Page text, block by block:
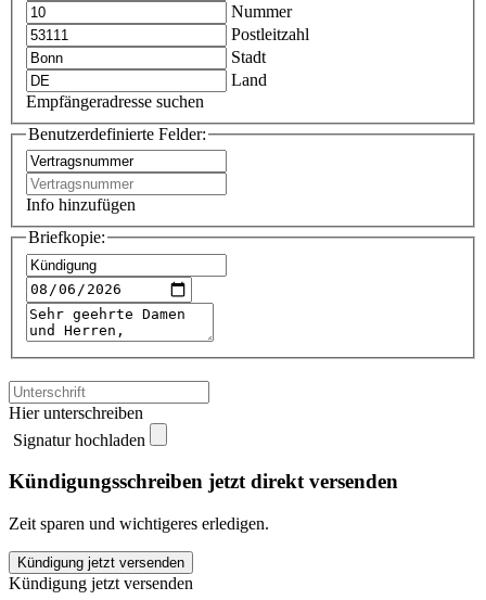
Nummer
Postleitzahl
Stadt
Land
Empfängeradresse suchen
Benutzerdefinierte Felder:
Info hinzufügen
Briefkopie:
Hier unterschreiben
Signatur hochladen
Kündigungsschreiben jetzt direkt versenden
Zeit sparen und wichtigeres erledigen.
Strogon
kündigen
Kündigung jetzt versenden
Kündigung jetzt versenden